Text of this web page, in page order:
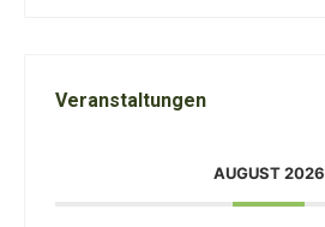
Veranstaltungen
AUGUST 2026